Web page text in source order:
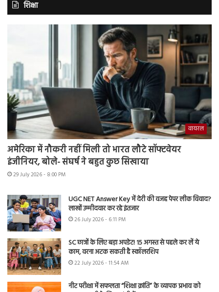
शिक्षा
वायरल
अमेरिका में नौकरी नहीं मिली तो भारत लौटे सॉफ्टवेयर
इंजीनियर, बोले- संघर्ष ने बहुत कुछ सिखाया
29 July 2026 - 8:00 PM
UGC NET Answer Key में देरी की वजह पेपर लीक विवाद?
लाखों उम्मीदवार कर रहे इंतजार
26 July 2026 - 6:11 PM
SC छात्रों के लिए बड़ा अपडेट! 15 अगस्त से पहले कर लें ये
काम, वरना अटक सकती है स्कॉलरशिप
22 July 2026 - 11:54 AM
नीट परीक्षा में सफलता “शिक्षा क्रांति” के व्यापक प्रभाव को